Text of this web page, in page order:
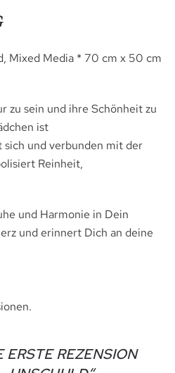
Mixed Media * 70 cm x 50 cm
zu sein und ihre Schönheit zu
ist
sich und verbunden mit der
Reinheit,
und Harmonie in Dein
und erinnert Dich an deine
ERSTE REZENSION